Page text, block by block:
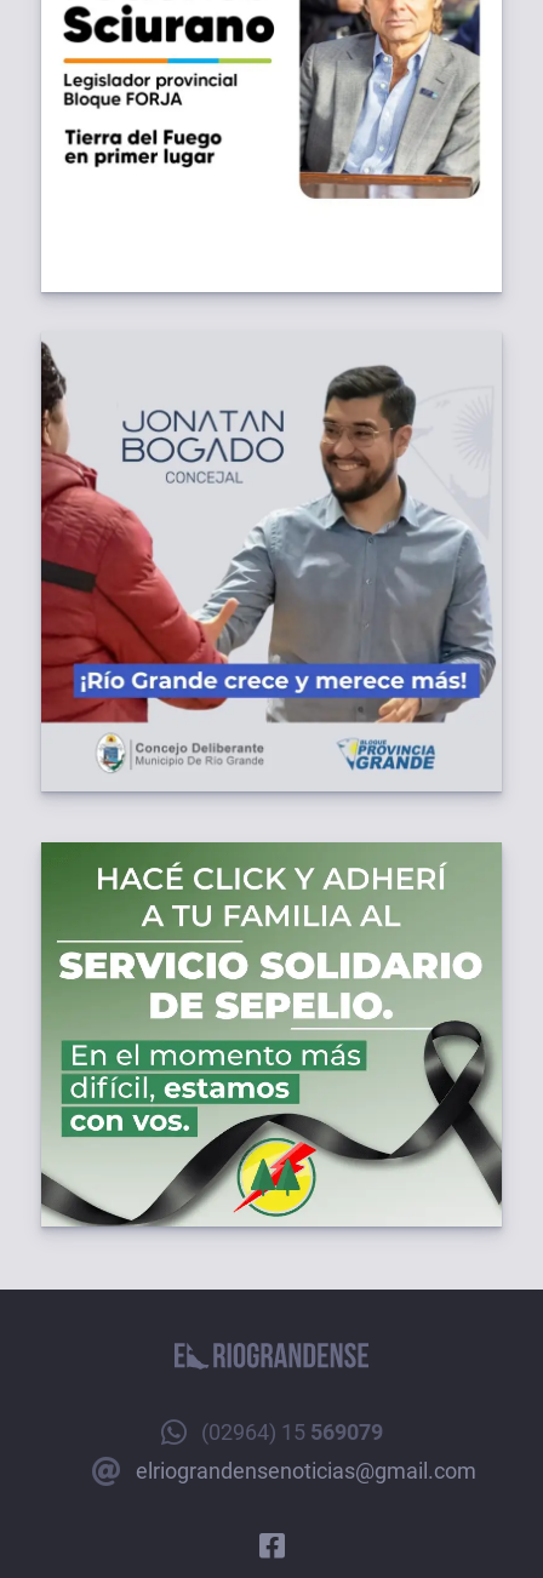
(02964) 15 569079
elriograndensenoticias@gmail.com